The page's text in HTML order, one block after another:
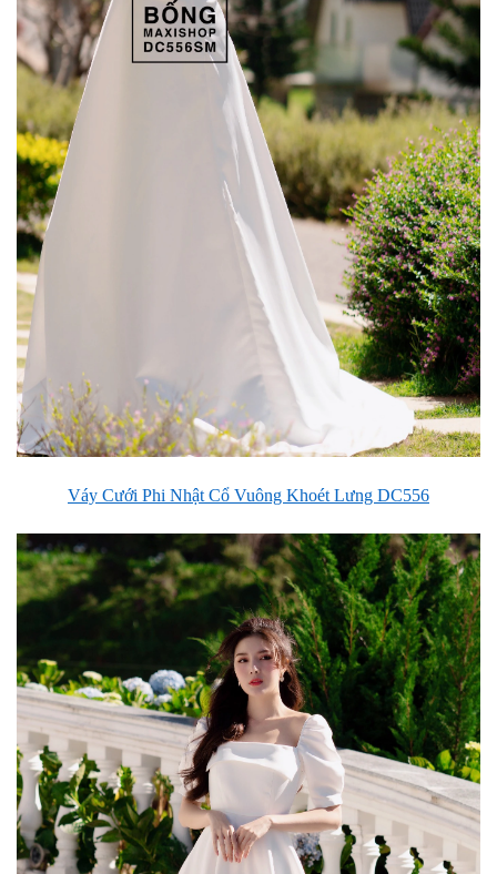
Váy Cưới Phi Nhật Cổ Vuông Khoét Lưng DC556